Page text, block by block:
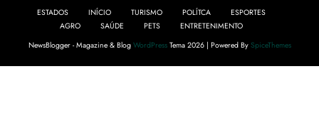
ESTADOS INÍCIO TURISMO POLÍTCA
ESPORTES
AGRO
SAÚDE PETS
ENTRETENIMENTO
NewsBlogger - Magazine & Blog WordPressTema 2026 | Powered By SpiceThemes